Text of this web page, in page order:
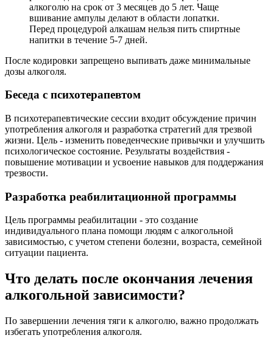
алкоголю на срок от 3 месяцев до 5 лет. Чаще
вшивание ампулы делают в области лопатки.
Перед процедурой алкашам нельзя пить спиртные
напитки в течение 5-7 дней.
После кодировки запрещено выпивать даже минимальные
дозы алкоголя.
Беседа с психотерапевтом
В психотерапевтические сессии входит обсуждение причин
употребления алкоголя и разработка стратегий для трезвой
жизни. Цель - изменить поведенческие привычки и улучшить
психологическое состояние. Результаты воздействия -
повышение мотивации и усвоение навыков для поддержания
трезвости.
Разработка реабилитационной программы
Цель программы реабилитации - это создание
индивидуального плана помощи людям с алкогольной
зависимостью, с учетом степени болезни, возраста, семейной
ситуации пациента.
Что делать после окончания лечения
алкогольной зависимости?
По завершении лечения тяги к алкоголю, важно продолжать
избегать употребления алкоголя.